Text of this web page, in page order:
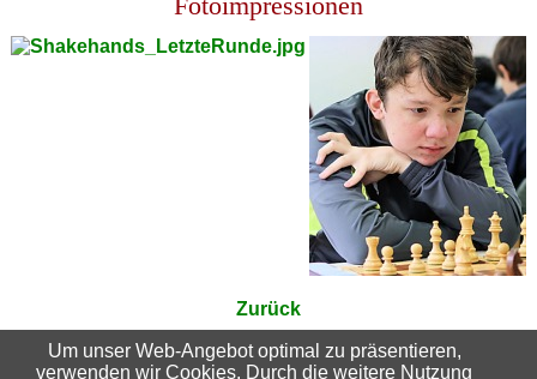
Zurück
Um unser Web-Angebot optimal zu präsentieren,
verwenden wir Cookies. Durch die weitere Nutzung